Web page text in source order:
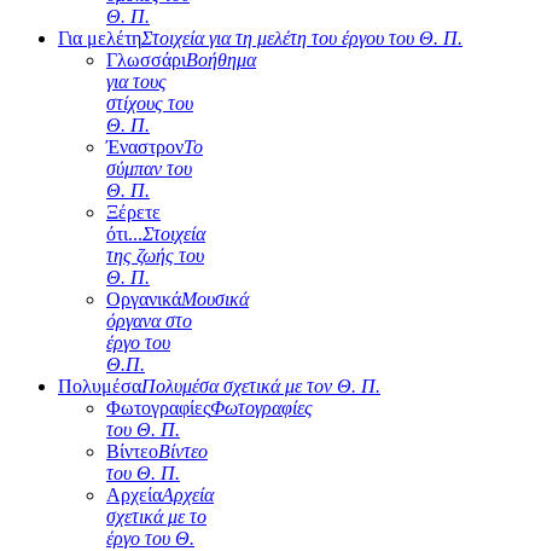
Θ. Π.
Για μελέτηΣτοιχεία για τη μελέτη του έργου του Θ. Π.
ΓλωσσάριΒοήθημα
για τους
στίχους του
Θ. Π.
ΈναστρονΤο
σύμπαν του
Θ. Π.
Ξέρετε
ότι...Στοιχεία
της ζωής του
Θ. Π.
ΟργανικάΜουσικά
όργανα στο
έργο του
Θ.Π.
ΠολυμέσαΠολυμέσα σχετικά με τον Θ. Π.
ΦωτογραφίεςΦωτογραφίες
του Θ. Π.
ΒίντεοΒίντεο
του Θ. Π.
ΑρχείαΑρχεία
σχετικά με το
έργο του Θ.